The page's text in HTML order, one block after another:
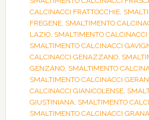
CALCINACCI FRATTOCCHIE,
FREGENE, SMALTIMENTO
LAZIO, SMALTIMENTO
SMALTIMENTO CALCINACCI
CALCINACCI GENAZZANO,
GENZANO, SMALTIMENTO
SMALTIMENTO CALCINACCI
CALCINACCI GIANICOLENSE,
GIUSTINIANA, SMALTIMENTO
SMALTIMENTO CALCINACCI